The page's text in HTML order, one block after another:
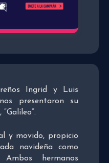
Ingrid y Luis
presentaron su
y movido, propicio
navideña como
hermanos